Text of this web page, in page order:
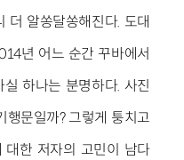
더 알쏭달쏭해진다. 도대
년 어느 순간 꾸바에서
하나는 분명하다. 사진
행문일까? 그렇게 퉁치고
대한 저자의 고민이 남다